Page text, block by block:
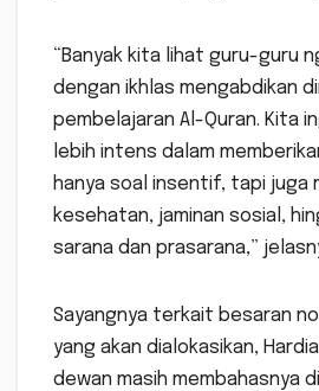
“Banyak kita lihat guru-guru
dengan ikhlas mengabdikan
pembelajaran Al-Quran. Kita
lebih intens dalam
hanya soal insentif, tapi juga
kesehatan, jaminan sosial,
sarana dan prasarana,”
Sayangnya terkait besaran
yang akan dialokasikan,
dewan masih membahasnya